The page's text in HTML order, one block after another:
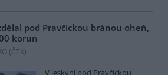
pod Pravčickou bránou oheň,
korun
(ČTK)
V jeskyni pod Pravčickou